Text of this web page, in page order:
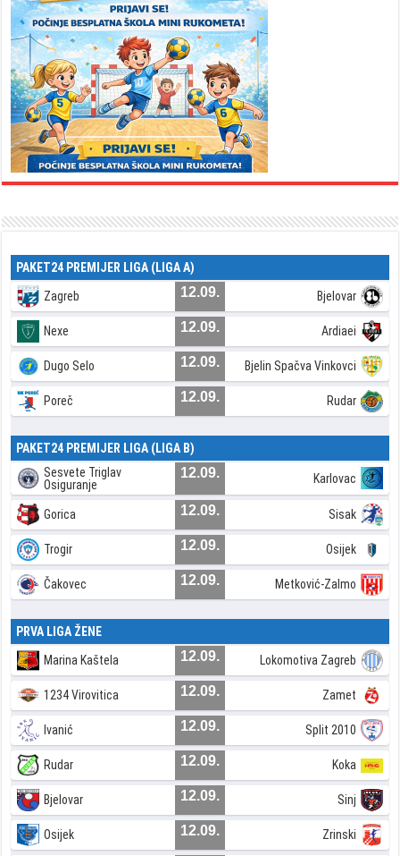
PAKET24 PREMIJER LIGA (LIGA A)
Zagreb 12.09. Bjelovar
Nexe 12.09. Ardiaei
Dugo Selo 12.09. Bjelin Spačva Vinkovci
Poreč 12.09. Rudar
PAKET24 PREMIJER LIGA (LIGA B)
Sesvete Triglav
Osiguranje
12.09. Karlovac
Gorica 12.09. Sisak
Trogir 12.09. Osijek
Čakovec 12.09. Metković-Zalmo
PRVA LIGA ŽENE
Marina Kaštela 12.09. Lokomotiva Zagreb
1234 Virovitica 12.09. Zamet
Ivanić 12.09. Split 2010
Rudar 12.09. Koka
Bjelovar 12.09. Sinj
Osijek 12.09. Zrinski